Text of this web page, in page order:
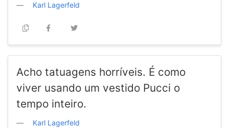
Karl Lagerfeld
Acho tatuagens horríveis. É como
viver usando um vestido Pucci o
tempo inteiro.
Karl Lagerfeld